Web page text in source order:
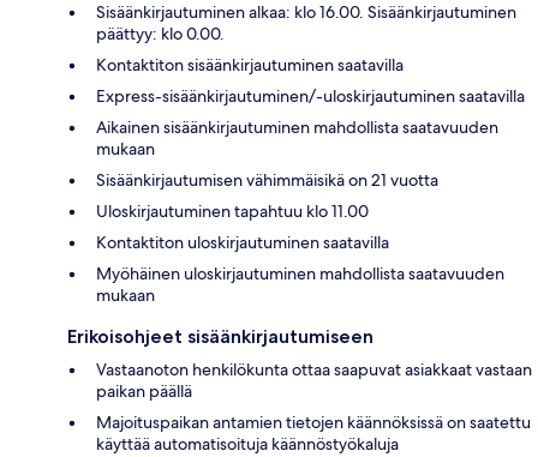
Sisäänkirjautuminen alkaa: klo 16.00. Sisäänkirjautuminen
päättyy: klo 0.00.
Kontaktiton sisäänkirjautuminen saatavilla
Express-sisäänkirjautuminen/-uloskirjautuminen saatavilla
Aikainen sisäänkirjautuminen mahdollista saatavuuden
mukaan
Sisäänkirjautumisen vähimmäisikä on 21 vuotta
Uloskirjautuminen tapahtuu klo 11.00
Kontaktiton uloskirjautuminen saatavilla
Myöhäinen uloskirjautuminen mahdollista saatavuuden
mukaan
Erikoisohjeet sisäänkirjautumiseen
Vastaanoton henkilökunta ottaa saapuvat asiakkaat vastaan
paikan päällä
Majoituspaikan antamien tietojen käännöksissä on saatettu
käyttää automatisoituja käännöstyökaluja